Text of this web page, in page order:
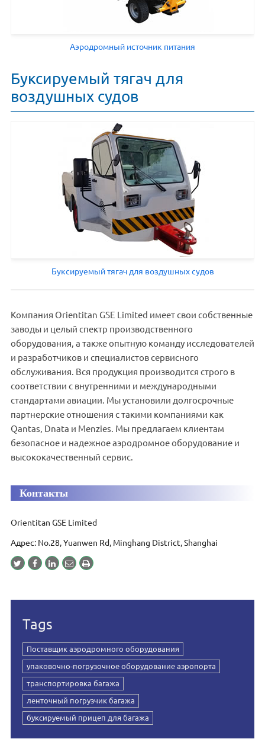
Аэродромный источник питания
Буксируемый тягач для
воздушных судов
Буксируемый тягач для воздушных судов
Компания Orientitan GSE Limited имеет свои собственные
заводы и целый спектр производственного
оборудования, а также опытную команду исследователей
и разработчиков и специалистов сервисного
обслуживания. Вся продукция производится строго в
соответствии с внутренними и международными
стандартами авиации. Мы установили долгосрочные
партнерские отношения с такими компаниями как
Qantas, Dnata и Menzies. Мы предлагаем клиентам
безопасное и надежное аэродромное оборудование и
высококачественный сервис.
Контакты
Orientitan GSE Limited
Адрес: No.28, Yuanwen Rd, Minghang District, Shanghai
Tags
Поставщик аэродромного оборудования
упаковочно-погрузочное оборудование аэропорта
транспортировка багажа
ленточный погрузчик багажа
буксируемый прицеп для багажа